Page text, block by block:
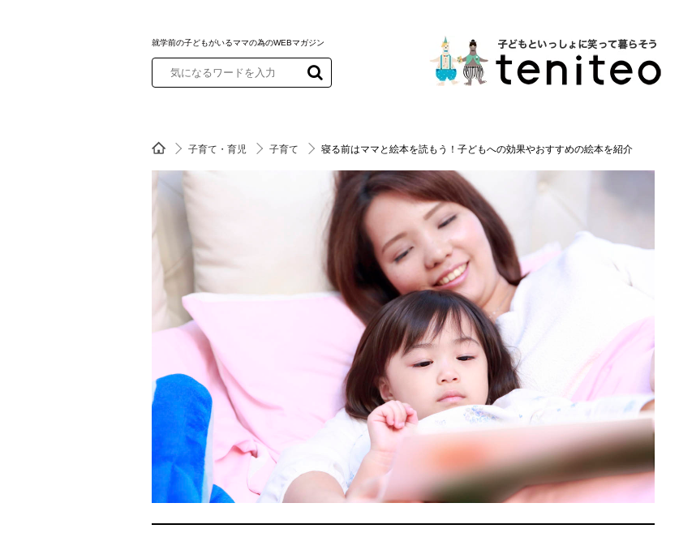
就学前の子どもがいるママの為のWEBマガジン
子育て・育児 子育て 寝る前はママと絵本を読もう！子どもへの効果やおすすめの絵本を紹介